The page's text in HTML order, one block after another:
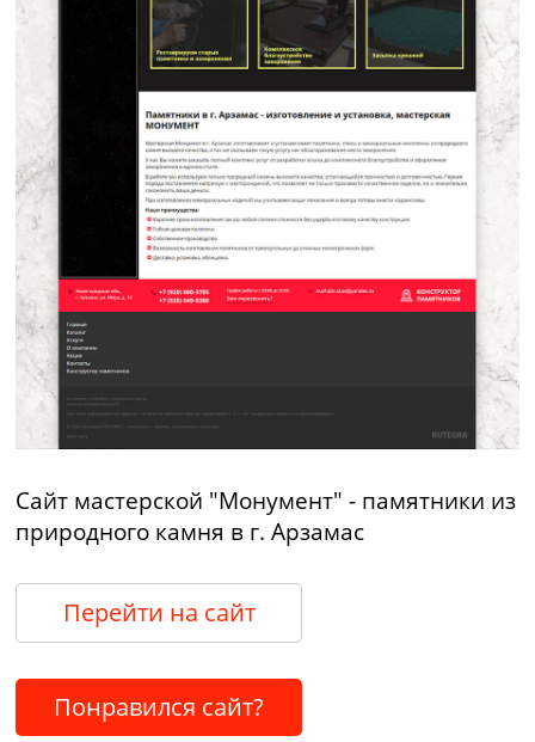
Сайт мастерской "Монумент" - памятники из
природного камня в г. Арзамас
Перейти на сайт
Понравился сайт?